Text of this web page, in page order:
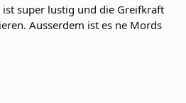
super lustig und die Greifkraft
Ausserdem ist es ne Mords